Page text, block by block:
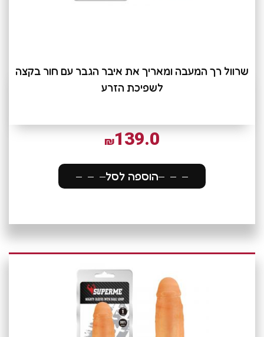
שרוול רך המעבה ומאריך את איבר הגבר עם חור בקצה
לשפיכת הזרע
₪139.0
הוספה לסל